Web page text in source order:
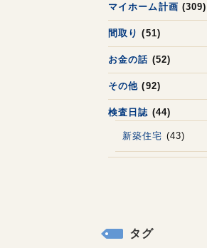
マイホーム計画 (309)
間取り (51)
お金の話 (52)
その他 (92)
検査日誌 (44)
新築住宅 (43)
タグ